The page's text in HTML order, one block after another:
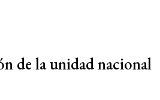
de la unidad nacional